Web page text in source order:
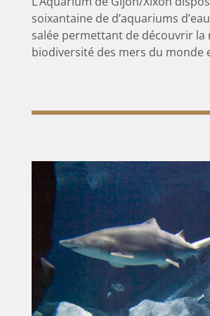
soixantaine de d’aquariums
salée permettant de découvrir la
biodiversité des mers du monde